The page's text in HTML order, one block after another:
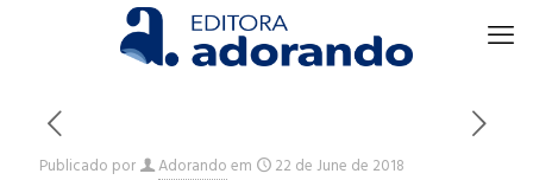
Publicado por Adorandoem 22 de June de 2018